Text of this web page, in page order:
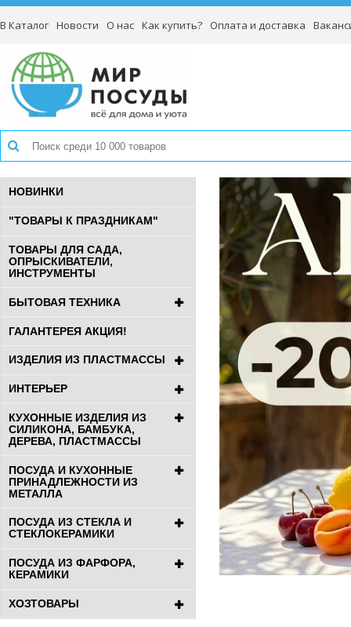
В Каталог Новости О нас Как купить? Оплата и доставка
НОВИНКИ
"ТОВАРЫ К ПРАЗДНИКАМ"
ТОВАРЫ ДЛЯ САДА,
ОПРЫСКИВАТЕЛИ,
ИНСТРУМЕНТЫ
БЫТОВАЯ ТЕХНИКА
ГАЛАНТЕРЕЯ АКЦИЯ!
ИЗДЕЛИЯ ИЗ ПЛАСТМАССЫ
ИНТЕРЬЕР
КУХОННЫЕ ИЗДЕЛИЯ ИЗ
СИЛИКОНА, БАМБУКА,
ДЕРЕВА, ПЛАСТМАССЫ
ПОСУДА И КУХОННЫЕ
ПРИНАДЛЕЖНОСТИ ИЗ
МЕТАЛЛА
ПОСУДА ИЗ СТЕКЛА И
СТЕКЛОКЕРАМИКИ
ПОСУДА ИЗ ФАРФОРА,
КЕРАМИКИ
ХОЗТОВАРЫ